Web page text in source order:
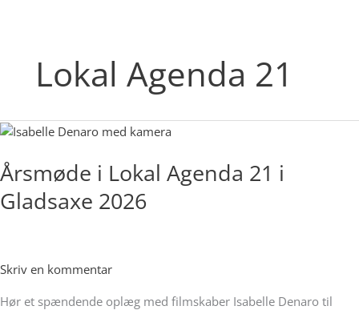
Lokal Agenda 21
Årsmøde i Lokal Agenda 21 i
Gladsaxe 2026
Skriv en kommentar
Hør et spændende oplæg med filmskaber Isabelle Denaro til
Årsmøde
Lokal
Agenda
21